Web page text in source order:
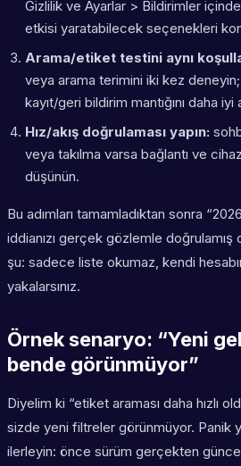
Gizlilik ve Ayarlar > Bildirimler içinde
etkisi yaratabilecek seçenekleri
Arama/etiket testini aynı
veya arama terimini iki kez
kayıt/geri bildirim mantığını daha iyi
Hız/akış doğrulaması yapın:
veya takılma varsa bağlantı ve
düşünün.
Bu adımları tamamladıktan sonra
iddianızı gerçek gözlemle
şu: sadece liste okumaz, kendi
yakalarsınız.
Örnek senaryo: “Yeni
bende görünmüyor”
Diyelim ki “etiket araması daha hızlı
sizde yeni filtreler görünmüyor. Panik
ilerleyin: önce sürüm gerçekten